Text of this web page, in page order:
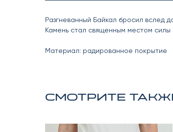
Разгневанный Байкал бросил вслед
Камень стал священным местом
Материал: радированное покрытие
Смотрите